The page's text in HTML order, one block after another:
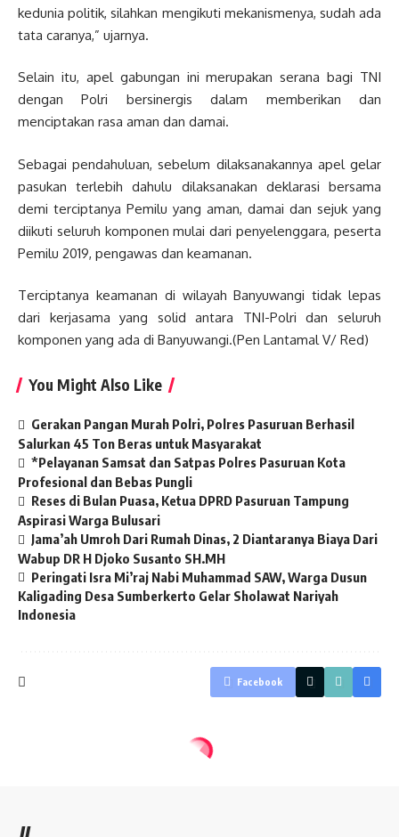
kedunia politik, silahkan mengikuti mekanismenya, sudah ada
tata caranya,” ujarnya.
Selain itu, apel gabungan ini merupakan serana bagi TNI
dengan Polri bersinergis dalam memberikan dan
menciptakan rasa aman dan damai.
Sebagai pendahuluan, sebelum dilaksanakannya apel gelar
pasukan terlebih dahulu dilaksanakan deklarasi bersama
demi terciptanya Pemilu yang aman, damai dan sejuk yang
diikuti seluruh komponen mulai dari penyelenggara, peserta
Pemilu 2019, pengawas dan keamanan.
Terciptanya keamanan di wilayah Banyuwangi tidak lepas
dari kerjasama yang solid antara TNI-Polri dan seluruh
komponen yang ada di Banyuwangi.(Pen Lantamal V/ Red)
You Might Also Like
Gerakan Pangan Murah Polri, Polres Pasuruan Berhasil
Salurkan 45 Ton Beras untuk Masyarakat
*Pelayanan Samsat dan Satpas Polres Pasuruan Kota
Profesional dan Bebas Pungli
Reses di Bulan Puasa, Ketua DPRD Pasuruan Tampung
Aspirasi Warga Bulusari
Jama’ah Umroh Dari Rumah Dinas, 2 Diantaranya Biaya Dari
Wabup DR H Djoko Susanto SH.MH
Peringati Isra Mi’raj Nabi Muhammad SAW, Warga Dusun
Kaligading Desa Sumberkerto Gelar Sholawat Nariyah
Indonesia
Facebook